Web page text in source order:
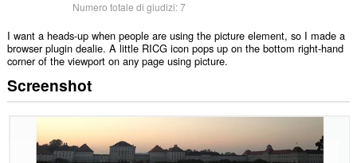
Numero totale di giudizi:7
I want a heads-up when people are using the picture element, so I made a
browser plugin dealie. A little RICG icon pops up on the bottom right-hand
corner of the viewport on any page using picture.
Screenshot